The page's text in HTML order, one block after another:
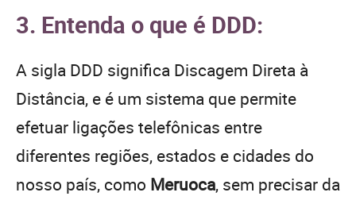
3. Entenda o que é DDD:
A sigla DDD significa Discagem Direta à
Distância, e é um sistema que permite
efetuar ligações telefônicas entre
diferentes regiões, estados e cidades do
nosso país, como Meruoca, sem precisar da